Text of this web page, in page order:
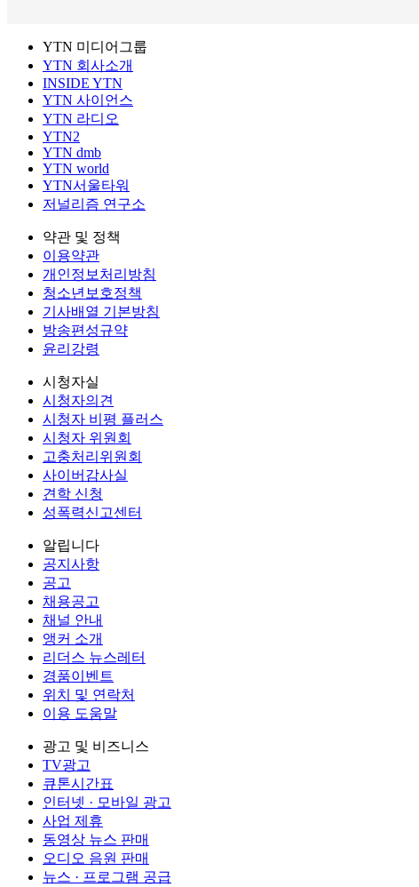
YTN 미디어그룹
YTN 회사소개
INSIDE YTN
YTN 사이언스
YTN 라디오
YTN2
YTN dmb
YTN world
YTN서울타워
저널리즘 연구소
약관 및 정책
이용약관
개인정보처리방침
청소년보호정책
기사배열 기본방침
방송편성규약
윤리강령
시청자실
시청자의견
시청자 비평 플러스
시청자 위원회
고충처리위원회
사이버감사실
견학 신청
성폭력신고센터
알립니다
공지사항
공고
채용공고
채널 안내
앵커 소개
리더스 뉴스레터
경품이벤트
위치 및 연락처
이용 도움말
광고 및 비즈니스
TV광고
큐톤시간표
인터넷 · 모바일 광고
사업 제휴
동영상 뉴스 판매
오디오 음원 판매
뉴스 · 프로그램 공급